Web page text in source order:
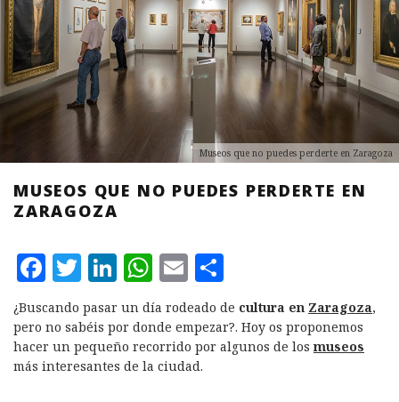
Museos que no puedes perderte en Zaragoza
MUSEOS QUE NO PUEDES PERDERTE EN
ZARAGOZA
F
a
c
e
b
T
w
it
te
r
L
i
n
k
e
W
h
at
s
A
E
m
ai
l
o
m
p
¿Buscando pasar un día rodeado de cultura en Zaragoza,
pero no sabéis por donde empezar?. Hoy os proponemos
hacer un pequeño recorrido por algunos de los museos
más interesantes de la ciudad.